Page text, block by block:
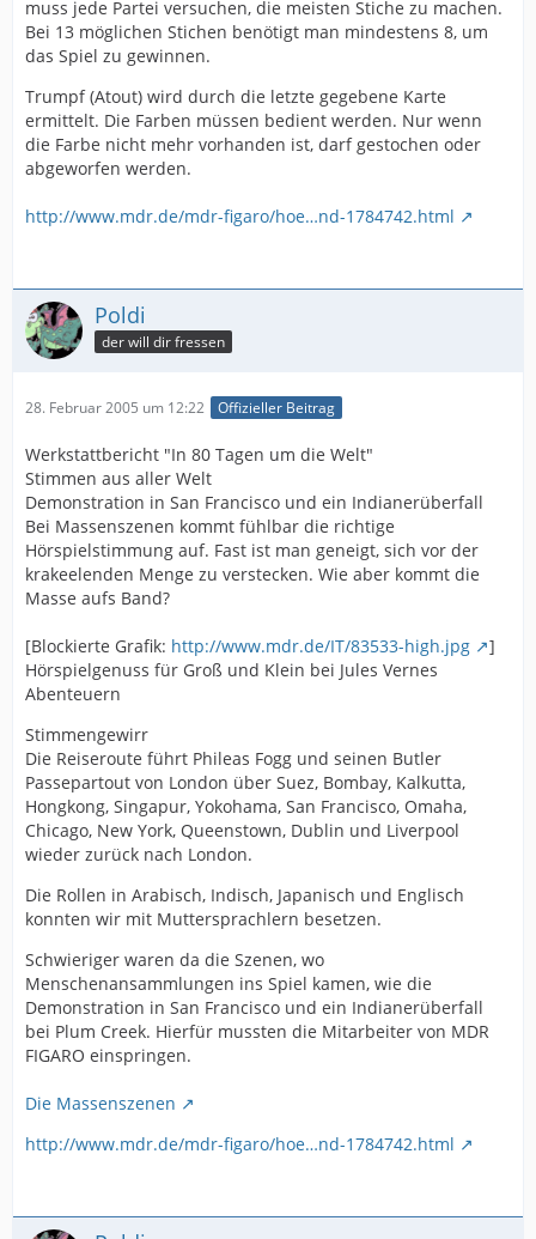
muss jede Partei versuchen, die meisten Stiche zu machen.
Bei 13 möglichen Stichen benötigt man mindestens 8, um
das Spiel zu gewinnen.
Trumpf (Atout) wird durch die letzte gegebene Karte
ermittelt. Die Farben müssen bedient werden. Nur wenn
die Farbe nicht mehr vorhanden ist, darf gestochen oder
abgeworfen werden.
http://www.mdr.de/mdr-figaro/hoe…nd-1784742.html
Poldi
der will dir fressen
28. Februar 2005 um 12:22 Offizieller Beitrag
Werkstattbericht "In 80 Tagen um die Welt"
Stimmen aus aller Welt
Demonstration in San Francisco und ein Indianerüberfall
Bei Massenszenen kommt fühlbar die richtige
Hörspielstimmung auf. Fast ist man geneigt, sich vor der
krakeelenden Menge zu verstecken. Wie aber kommt die
Masse aufs Band?
[Blockierte Grafik: http://www.mdr.de/IT/83533-high.jpg
]
Hörspielgenuss für Groß und Klein bei Jules Vernes
Abenteuern
Stimmengewirr
Die Reiseroute führt Phileas Fogg und seinen Butler
Passepartout von London über Suez, Bombay, Kalkutta,
Hongkong, Singapur, Yokohama, San Francisco, Omaha,
Chicago, New York, Queenstown, Dublin und Liverpool
wieder zurück nach London.
Die Rollen in Arabisch, Indisch, Japanisch und Englisch
konnten wir mit Muttersprachlern besetzen.
Schwieriger waren da die Szenen, wo
Menschenansammlungen ins Spiel kamen, wie die
Demonstration in San Francisco und ein Indianerüberfall
bei Plum Creek. Hierfür mussten die Mitarbeiter von MDR
FIGARO einspringen.
Die Massenszenen
http://www.mdr.de/mdr-figaro/hoe…nd-1784742.html